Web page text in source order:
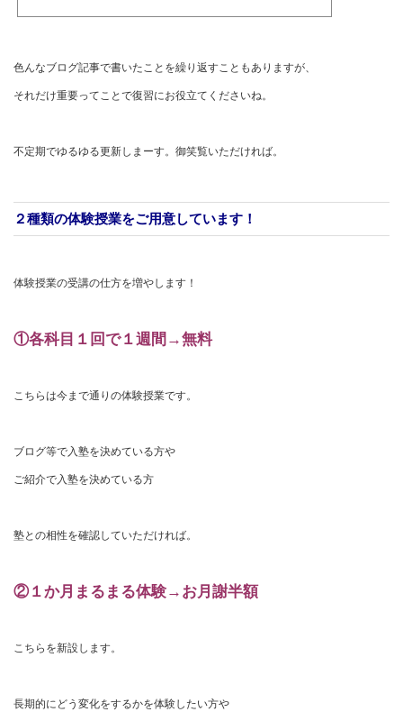
色んなブログ記事で書いたことを繰り返すこともありますが、
それだけ重要ってことで復習にお役立てくださいね。
不定期でゆるゆる更新しまーす。御笑覧いただければ。
２種類の体験授業をご用意しています！
体験授業の受講の仕方を増やします！
①各科目１回で１週間→無料
こちらは今まで通りの体験授業です。
ブログ等で入塾を決めている方や
ご紹介で入塾を決めている方
塾との相性を確認していただければ。
②１か月まるまる体験→お月謝半額
こちらを新設します。
長期的にどう変化をするかを体験したい方や